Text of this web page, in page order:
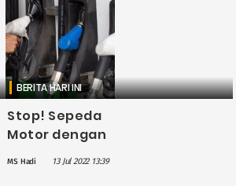
BERITA HARI INI
Stop! Sepeda
Motor dengan
Merk dan Jenis
MS Hadi 13 Jul 2022 13:39